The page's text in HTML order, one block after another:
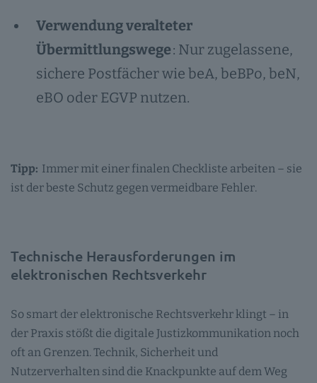
Verwendung veralteter
Übermittlungswege: Nur zugelassene,
sichere Postfächer wie beA, beBPo, beN,
eBO oder EGVP nutzen.
Tipp: Immer mit einer finalen Checkliste arbeiten – sie
ist der beste Schutz gegen vermeidbare Fehler.
Technische Herausforderungen im
elektronischen Rechtsverkehr
So smart der elektronische Rechtsverkehr klingt – in
der Praxis stößt die digitale Justizkommunikation noch
oft an Grenzen. Technik, Sicherheit und
Nutzerverhalten sind die Knackpunkte auf dem Weg